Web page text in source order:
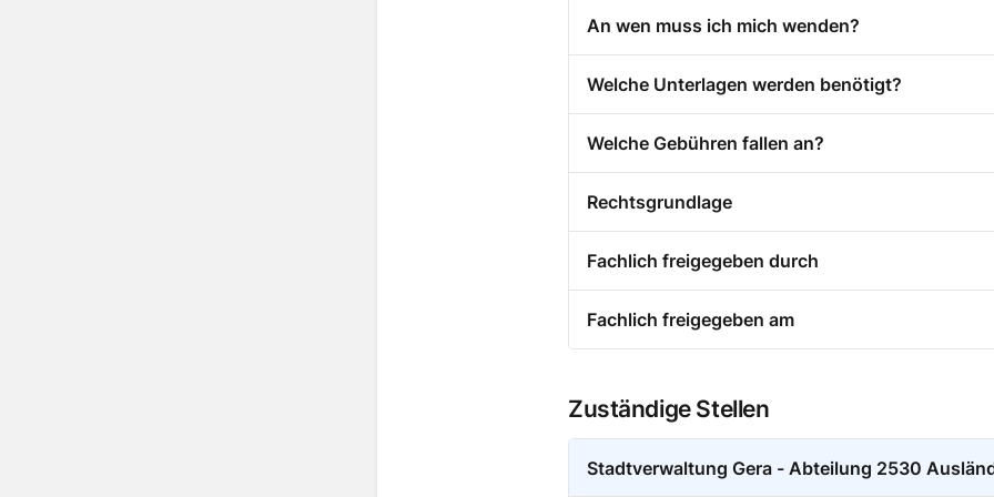
An wen muss ich mich wenden?
Welche Unterlagen werden benötigt?
Welche Gebühren fallen an?
Rechtsgrundlage
Fachlich freigegeben durch
Fachlich freigegeben am
Zuständige Stellen
Stadtverwaltung Gera - Abteilung 2530